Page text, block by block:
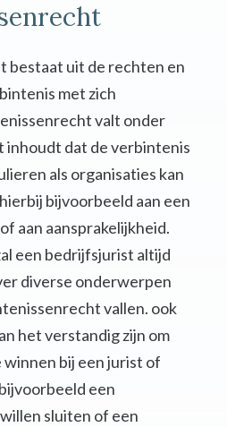
bestaat uit de rechten en
met zich
valt onder
inhoudt dat de verbintenis
als organisaties kan
bijvoorbeeld aan een
aan aansprakelijkheid.
een bedrijfsjurist altijd
diverse onderwerpen
vallen. ook
het verstandig zijn om
bij een jurist of
een
sluiten of een